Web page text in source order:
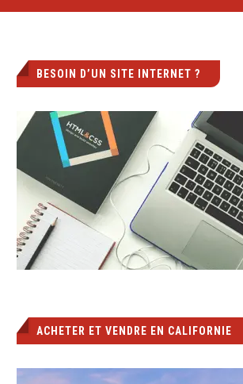
BESOIN D’UN SITE INTERNET ?
ACHETER ET VENDRE EN CALIFORNIE